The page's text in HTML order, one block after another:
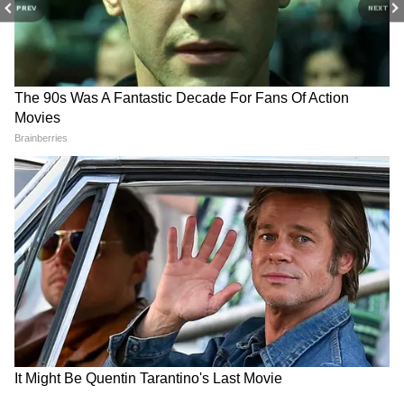
PREV NEXT
दिन 3 (पहला रविवार) ₹17.75 करोड़
दिन 4 (पहला सोमवार) ₹6.75 करोड़
दिन 5 (पहला मंगलवार) ₹6.75 करोड़
दिन 6 (पहला बुधवार) ₹5.25 करोड़
दिन 7 (पहला गुरुवार) ₹4.25 करोड़
दिन 8 (दूसरा शुक्रवार) ₹4.00 करोड़
दिन 9 (दूसरा शनिवार) ₹4.25 करोड़
दिन 10 (दूसरा रविवार) ₹4.40 करोड़
दिन 11 (दूसरा सोमवार) ₹1.75 करोड़
दिन 12 (दूसरा मंगलवार) ₹1.85 करोड़
दिन 13 (दूसरा बुधवार) ₹1.40 करोड़
RECOMMENDED STORIES